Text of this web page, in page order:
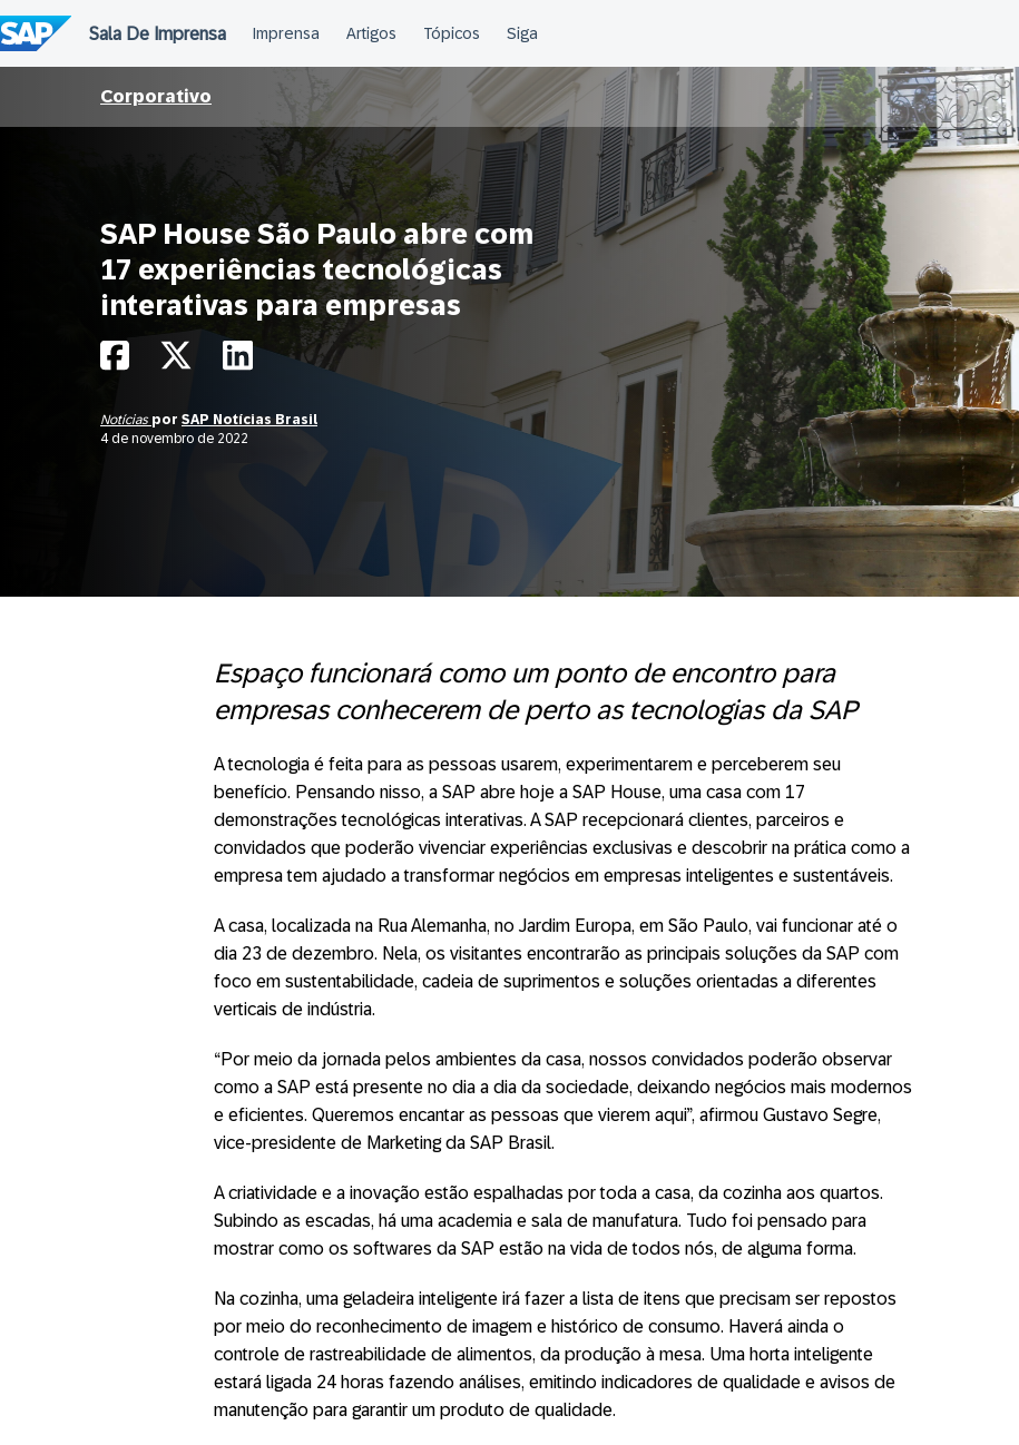
para
o
conteúdo
Corporativo
SAP House São Paulo abre com
17 experiências tecnológicas
interativas para empresas
Notícias por SAP Notícias Brasil
4 de novembro de 2022
Espaço funcionará como um ponto de encontro para
empresas conhecerem de perto as tecnologias da SAP
A tecnologia é feita para as pessoas usarem, experimentarem e perceberem seu
benefício. Pensando nisso, a SAP abre hoje a SAP House, uma casa com 17
demonstrações tecnológicas interativas. A SAP recepcionará clientes, parceiros e
convidados que poderão vivenciar experiências exclusivas e descobrir na prática como a
empresa tem ajudado a transformar negócios em empresas inteligentes e sustentáveis.
A casa, localizada na Rua Alemanha, no Jardim Europa, em São Paulo, vai funcionar até o
dia 23 de dezembro. Nela, os visitantes encontrarão as principais soluções da SAP com
foco em sustentabilidade, cadeia de suprimentos e soluções orientadas a diferentes
verticais de indústria.
“Por meio da jornada pelos ambientes da casa, nossos convidados poderão observar
como a SAP está presente no dia a dia da sociedade, deixando negócios mais modernos
e eficientes. Queremos encantar as pessoas que vierem aqui”, afirmou Gustavo Segre,
vice-presidente de Marketing da SAP Brasil.
A criatividade e a inovação estão espalhadas por toda a casa, da cozinha aos quartos.
Subindo as escadas, há uma academia e sala de manufatura. Tudo foi pensado para
mostrar como os softwares da SAP estão na vida de todos nós, de alguma forma.
Na cozinha, uma geladeira inteligente irá fazer a lista de itens que precisam ser repostos
por meio do reconhecimento de imagem e histórico de consumo. Haverá ainda o
controle de rastreabilidade de alimentos, da produção à mesa. Uma horta inteligente
estará ligada 24 horas fazendo análises, emitindo indicadores de qualidade e avisos de
manutenção para garantir um produto de qualidade.